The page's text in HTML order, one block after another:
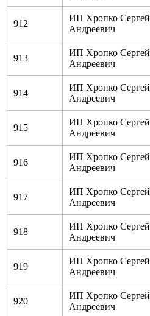
912
ИП Хропко Сергей
Андреевич
913
ИП Хропко Сергей
Андреевич
914
ИП Хропко Сергей
Андреевич
915
ИП Хропко Сергей
Андреевич
916
ИП Хропко Сергей
Андреевич
917
ИП Хропко Сергей
Андреевич
918
ИП Хропко Сергей
Андреевич
919
ИП Хропко Сергей
Андреевич
920
ИП Хропко Сергей
Андреевич